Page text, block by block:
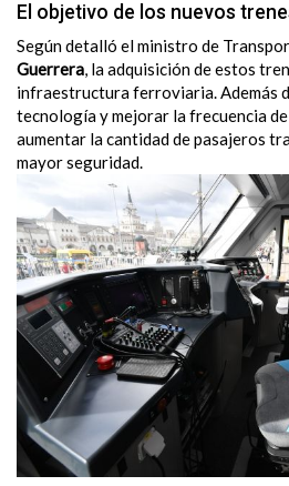
El objetivo de los nuevos
Según detalló el ministro de
Guerrera, la adquisición de estos
infraestructura ferroviaria. Además
tecnología y mejorar la frecuencia
aumentar la cantidad de pasajeros
mayor seguridad.